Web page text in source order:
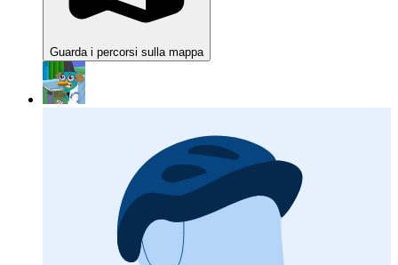
Guarda i percorsi sulla mappa